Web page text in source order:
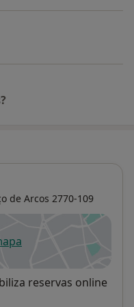
de Arcos 2770-109
num novo separador
reservas online